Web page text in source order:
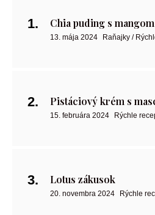
Chia puding s mangom
13. mája 2024 Raňajky /
Pistáciový krém s
15. februára 2024 Rýchle
Lotus zákusok
20. novembra 2024 Rýchle